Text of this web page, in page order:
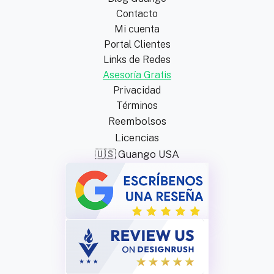
Contacto
Mi cuenta
Portal Clientes
Links de Redes
Asesoría Gratis
Privacidad
Términos
Reembolsos
Licencias
🇺🇸 Guango USA